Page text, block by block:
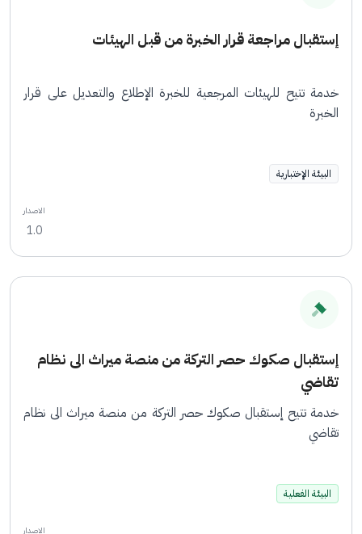
إستقبال مراجعة قرار الخبرة من قبل الهيئات
خدمة تتيح للهيئات المرجعية للخبرة الإطلاع والتعديل على قرار
الخبرة
البيئة الإختبارية
الاصدار
1.0
إستقبال صكوك حصر التركة من منصة ميراث الى نظام
تقاضي
خدمة تتيح إستقبال صكوك حصر التركة من منصة ميراث الى نظام
تقاضي
البيئة الفعلية
الاصدار